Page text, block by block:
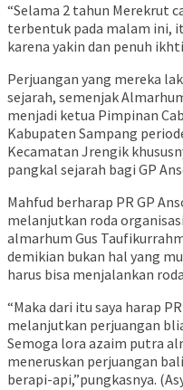
“Selama 2 tahun Merekrut
terbentuk pada malam ini,
karena yakin dan penuh
Perjuangan yang mereka
sejarah, semenjak
menjadi ketua Pimpinan
Kabupaten Sampang
Kecamatan Jrengik
pangkal sejarah bagi GP
Mahfud berharap PR GP
melanjutkan roda
almarhum Gus
demikian bukan hal yang
harus bisa menjalankan
“Maka dari itu saya harap
melanjutkan perjuangan
Semoga lora azaim putra
meneruskan perjuangan
berapi-api,”pungkasnya.